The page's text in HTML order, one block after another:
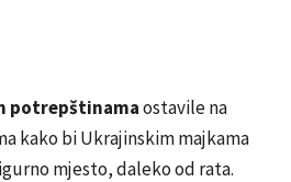
potrepštinamaostavile na
kako bi Ukrajinskim majkama
mjesto, daleko od rata.